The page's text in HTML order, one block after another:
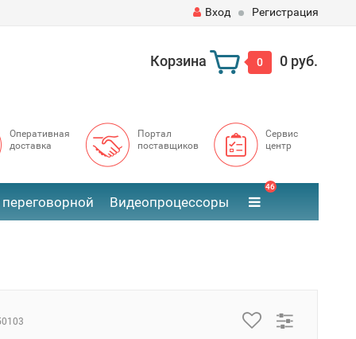
Вход Регистрация
Корзина 0 0 руб.
Оперативная
доставка
Портал
поставщиков
Сервис
центр
Видеопроцессоры
46